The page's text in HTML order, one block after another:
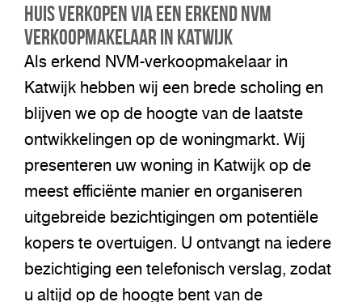
Huis Verkopen via een Erkend NVM
Verkoopmakelaar in Katwijk
Als erkend NVM-verkoopmakelaar in
Katwijk hebben wij een brede scholing en
blijven we op de hoogte van de laatste
ontwikkelingen op de woningmarkt. Wij
presenteren uw woning in Katwijk op de
meest efficiënte manier en organiseren
uitgebreide bezichtigingen om potentiële
kopers te overtuigen. U ontvangt na iedere
bezichtiging een telefonisch verslag, zodat
u altijd op de hoogte bent van de